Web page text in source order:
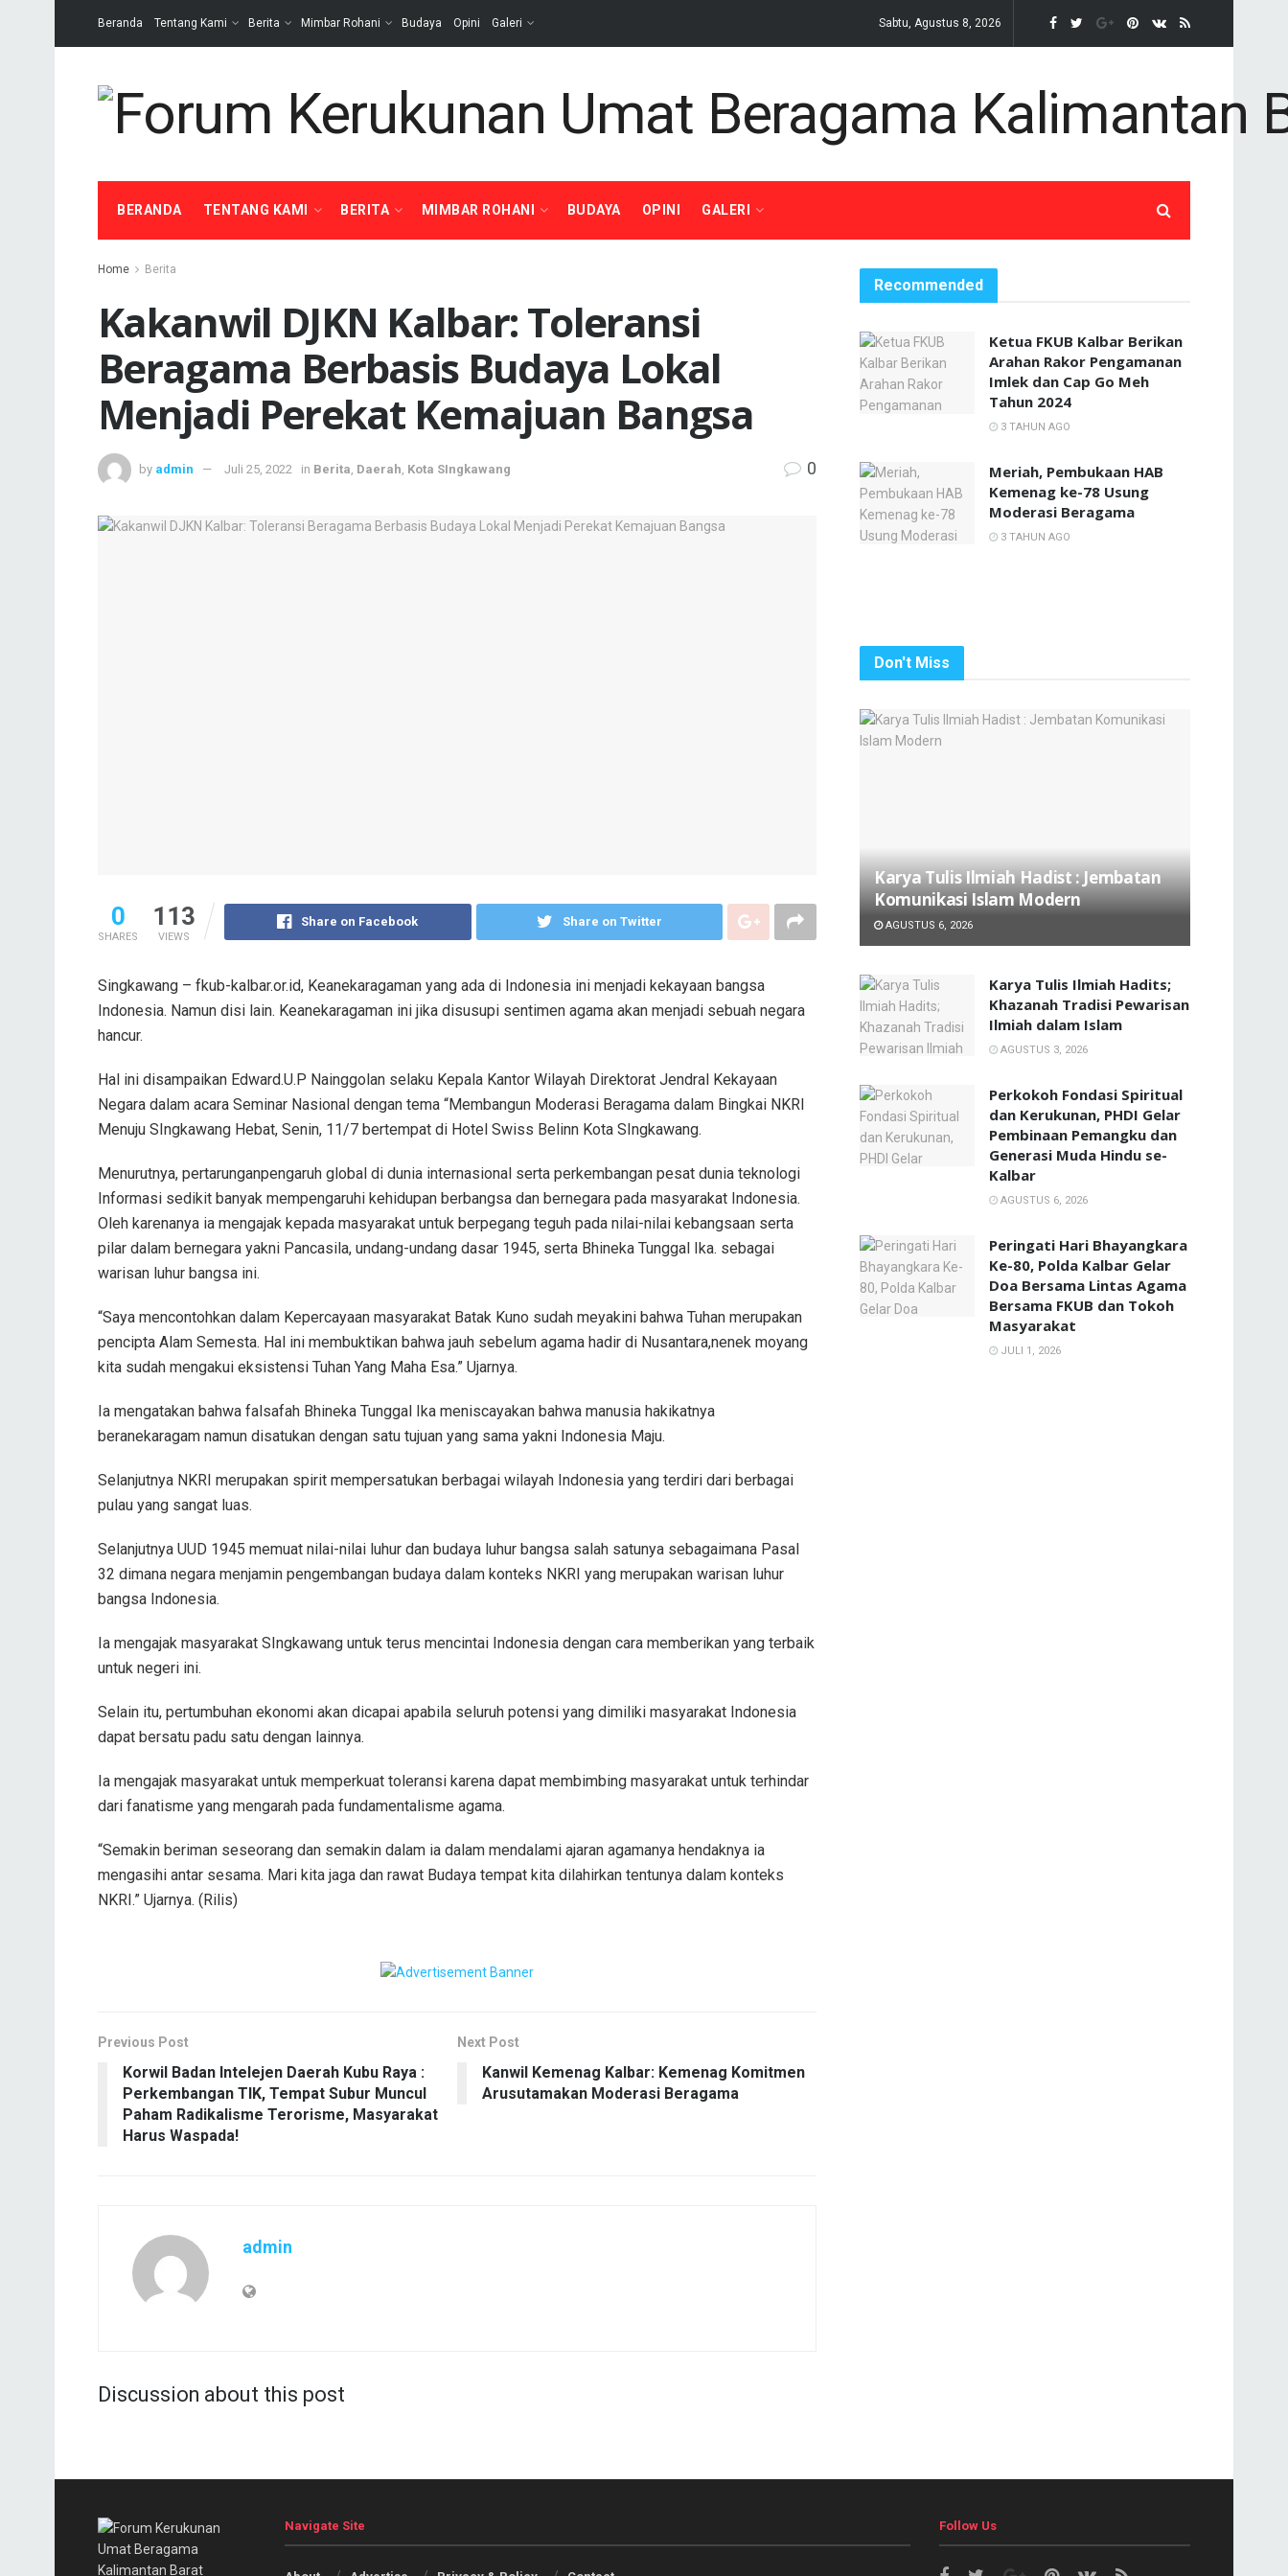
Beranda Tentang Kami Berita Mimbar Rohani Budaya Opini Galeri Sabtu, Agustus 8, 2026
BERANDA TENTANG KAMI BERITA MIMBAR ROHANI BUDAYA OPINI GALERI
Home Berita
Kakanwil DJKN Kalbar: Toleransi
Beragama Berbasis Budaya Lokal
Menjadi Perekat Kemajuan Bangsa
by admin Juli 25, 2022 in Berita Daerah Kota SIngkawang 0
0
SHARES
113
VIEWS
Share on Facebook Share on Twitter
Singkawang – fkub-kalbar.or.id, Keanekaragaman yang ada di Indonesia ini menjadi kekayaan bangsa
Indonesia. Namun disi lain. Keanekaragaman ini jika disusupi sentimen agama akan menjadi sebuah negara
hancur.
Hal ini disampaikan Edward.U.P Nainggolan selaku Kepala Kantor Wilayah Direktorat Jendral Kekayaan
Negara dalam acara Seminar Nasional dengan tema “Membangun Moderasi Beragama dalam Bingkai NKRI
Menuju SIngkawang Hebat, Senin, 11/7 bertempat di Hotel Swiss Belinn Kota SIngkawang.
Menurutnya, pertarunganpengaruh global di dunia internasional serta perkembangan pesat dunia teknologi
Informasi sedikit banyak mempengaruhi kehidupan berbangsa dan bernegara pada masyarakat Indonesia.
Oleh karenanya ia mengajak kepada masyarakat untuk berpegang teguh pada nilai-nilai kebangsaan serta
pilar dalam bernegara yakni Pancasila, undang-undang dasar 1945, serta Bhineka Tunggal Ika. sebagai
warisan luhur bangsa ini.
“Saya mencontohkan dalam Kepercayaan masyarakat Batak Kuno sudah meyakini bahwa Tuhan merupakan
pencipta Alam Semesta. Hal ini membuktikan bahwa jauh sebelum agama hadir di Nusantara,nenek moyang
kita sudah mengakui eksistensi Tuhan Yang Maha Esa.” Ujarnya.
Ia mengatakan bahwa falsafah Bhineka Tunggal Ika meniscayakan bahwa manusia hakikatnya
beranekaragam namun disatukan dengan satu tujuan yang sama yakni Indonesia Maju.
Selanjutnya NKRI merupakan spirit mempersatukan berbagai wilayah Indonesia yang terdiri dari berbagai
pulau yang sangat luas.
Selanjutnya UUD 1945 memuat nilai-nilai luhur dan budaya luhur bangsa salah satunya sebagaimana Pasal
32 dimana negara menjamin pengembangan budaya dalam konteks NKRI yang merupakan warisan luhur
bangsa Indonesia.
Ia mengajak masyarakat SIngkawang untuk terus mencintai Indonesia dengan cara memberikan yang terbaik
untuk negeri ini.
Selain itu, pertumbuhan ekonomi akan dicapai apabila seluruh potensi yang dimiliki masyarakat Indonesia
dapat bersatu padu satu dengan lainnya.
Ia mengajak masyarakat untuk memperkuat toleransi karena dapat membimbing masyarakat untuk terhindar
dari fanatisme yang mengarah pada fundamentalisme agama.
“Semakin beriman seseorang dan semakin dalam ia dalam mendalami ajaran agamanya hendaknya ia
mengasihi antar sesama. Mari kita jaga dan rawat Budaya tempat kita dilahirkan tentunya dalam konteks
NKRI.” Ujarnya. (Rilis)
Previous Post
Korwil Badan Intelejen Daerah Kubu Raya :
Perkembangan TIK, Tempat Subur Muncul
Paham Radikalisme Terorisme, Masyarakat
Harus Waspada!
Next Post
Kanwil Kemenag Kalbar: Kemenag Komitmen
Arusutamakan Moderasi Beragama
admin
Discussion about this post
Recommended
Ketua FKUB Kalbar Berikan
Arahan Rakor Pengamanan
Imlek dan Cap Go Meh
Tahun 2024
3 TAHUN AGO
Meriah, Pembukaan HAB
Kemenag ke-78 Usung
Moderasi Beragama
3 TAHUN AGO
Don't Miss
Karya Tulis Ilmiah Hadist : Jembatan
Komunikasi Islam Modern
AGUSTUS 6, 2026
Karya Tulis Ilmiah Hadits;
Khazanah Tradisi Pewarisan
Ilmiah dalam Islam
AGUSTUS 3, 2026
Perkokoh Fondasi Spiritual
dan Kerukunan, PHDI Gelar
Pembinaan Pemangku dan
Generasi Muda Hindu se-
Kalbar
AGUSTUS 6, 2026
Peringati Hari Bhayangkara
Ke-80, Polda Kalbar Gelar
Doa Bersama Lintas Agama
Bersama FKUB dan Tokoh
Masyarakat
JULI 1, 2026
Navigate Site Follow Us